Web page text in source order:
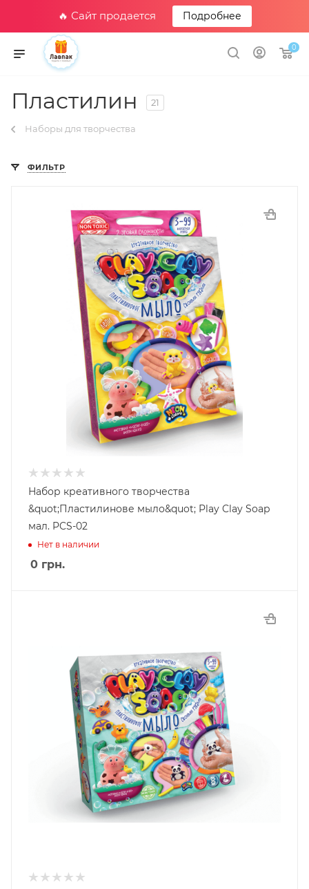
🔥 Сайт продается Подробнее
0
Пластилин 21
Наборы для творчества
ФИЛЬТР
Набор креативного творчества
&quot;Пластилинове мыло&quot; Play Clay Soap
мал. PCS-02
Нет в наличии
0 грн.